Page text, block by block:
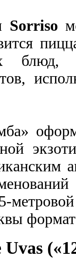
Sorriso
блюд,
Uvas